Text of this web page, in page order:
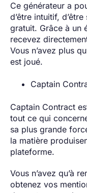
Ce générateur a
d’être intuitif,
gratuit. Grâce à un
recevez
Vous n’avez plus
est joué.
Captain
Captain Contract
tout ce qui
sa plus grande
la matière
plateforme.
Vous n’avez qu’à
obtenez vos